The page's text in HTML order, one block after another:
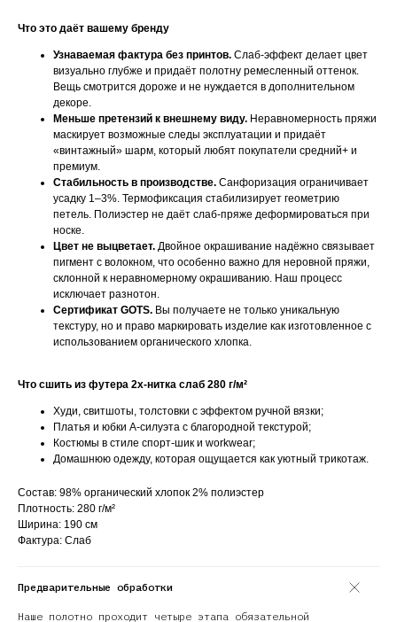
Что это даёт вашему бренду
Узнаваемая фактура без принтов. Слаб-эффект делает цвет
визуально глубже и придаёт полотну ремесленный оттенок.
Вещь смотрится дороже и не нуждается в дополнительном
декоре.
Меньше претензий к внешнему виду. Неравномерность пряжи
маскирует возможные следы эксплуатации и придаёт
«винтажный» шарм, который любят покупатели средний+ и
премиум.
Стабильность в производстве. Санфоризация ограничивает
усадку 1–3%. Термофиксация стабилизирует геометрию
петель. Полиэстер не даёт слаб-пряже деформироваться при
носке.
Цвет не выцветает. Двойное окрашивание надёжно связывает
пигмент с волокном, что особенно важно для неровной пряжи,
склонной к неравномерному окрашиванию. Наш процесс
исключает разнотон.
Сертификат GOTS. Вы получаете не только уникальную
текстуру, но и право маркировать изделие как изготовленное с
использованием органического хлопка.
Что сшить из футера 2х-нитка слаб 280 г/м²
Худи, свитшоты, толстовки с эффектом ручной вязки;
Платья и юбки А-силуэта с благородной текстурой;
Костюмы в стиле спорт-шик и workwear;
Домашнюю одежду, которая ощущается как уютный трикотаж.
Состав: 98% органический хлопок 2% полиэстер
Плотность: 280 г/м²
Ширина: 190 см
Фактура: Слаб
Предварительные обработки
Наше полотно проходит четыре этапа обязательной